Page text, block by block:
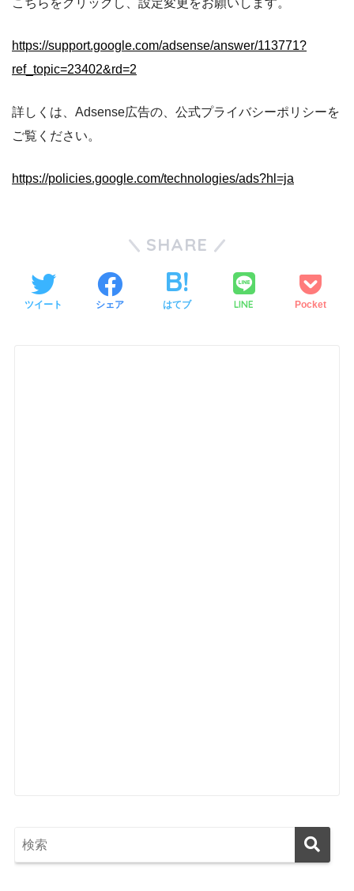
こちらをクリックし、設定変更をお願いします。
https://support.google.com/adsense/answer/113771?
ref_topic=23402&rd=2
詳しくは、Adsense広告の、公式プライバシーポリシーを
ご覧ください。
https://policies.google.com/technologies/ads?hl=ja
SHARE
ツイート シェア はてブ LINE Pocket